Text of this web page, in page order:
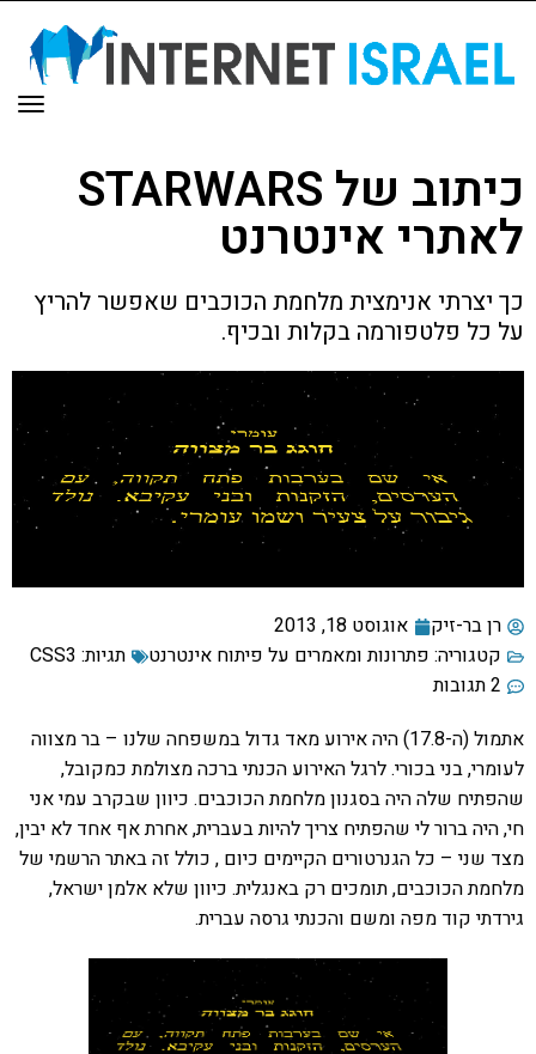
כיתוב של STARWARS
לאתרי אינטרנט
כך יצרתי אנימצית מלחמת הכוכבים שאפשר להריץ
על כל פלטפורמה בקלות ובכיף.
רן בר-זיק
אוגוסט 18, 2013
קטגוריה: פתרונות ומאמרים על פיתוח אינטרנט תגיות: CSS3
2 תגובות
אתמול (ה-17.8) היה אירוע מאד גדול במשפחה שלנו – בר מצווה
לעומרי, בני בכורי. לרגל האירוע הכנתי ברכה מצולמת כמקובל,
שהפתיח שלה היה בסגנון מלחמת הכוכבים. כיוון שבקרב עמי אני
חי, היה ברור לי שהפתיח צריך להיות בעברית, אחרת אף אחד לא יבין,
מצד שני – כל הגנרטורים הקיימים כיום , כולל זה באתר הרשמי של
מלחמת הכוכבים, תומכים רק באנגלית. כיוון שלא אלמן ישראל,
גירדתי קוד מפה ומשם והכנתי גרסה עברית.